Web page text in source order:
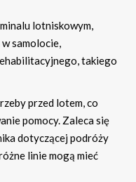
lotniskowym,
samolocie,
takiego
przed lotem, co
pomocy. Zaleca się
dotyczącej podróży
linie mogą mieć